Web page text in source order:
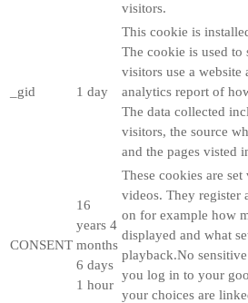
visitors.
_gid 1 day
This cookie is
The cookie is used
visitors use a website
analytics report of
The data collected
visitors, the source
and the pages visted
CONSENT
16
years 4
months
6 days
1 hour
These cookies are
videos. They register
on for example how
displayed and what
playback.No
you log in to your
your choices are